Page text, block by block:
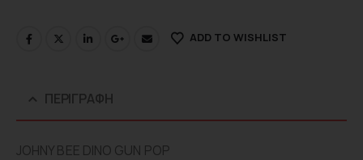
ADD TO WISHLIST
ΠΕΡΙΓΡΑΦΉ
JOHNY BEE DINO GUN POP